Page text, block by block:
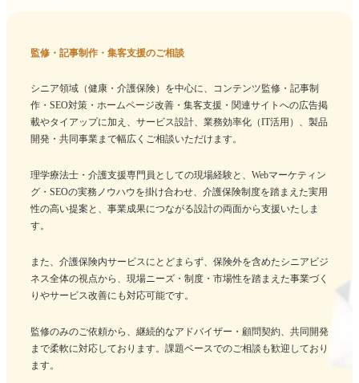
監修・記事制作・集客支援のご相談
シニア領域（健康・介護保険）を中心に、コンテンツ監修・記事制
作・SEO対策・ホームページ改善・集客支援・関連サイトへの広告掲
載やタイアップに加え、サービス設計、業務効率化（IT活用）、製品
開発・共同事業まで幅広くご相談いただけます。
理学療法士・介護支援専門員としての現場経験と、Webマーケティン
グ・SEOの実務ノウハウを掛け合わせ、介護保険制度を踏まえた実用
性の高い提案と、事業成果につながる設計の両面から支援いたしま
す。
また、介護保険内サービスにとどまらず、保険外を含めたシニアビジ
ネス全体の視点から、現場ニーズ・制度・市場性を踏まえた事業づく
りやサービス改善にも対応可能です。
監修のみのご依頼から、継続的なアドバイザー・顧問契約、共同開発
まで柔軟に対応しております。課題ベースでのご相談も歓迎しており
ます。